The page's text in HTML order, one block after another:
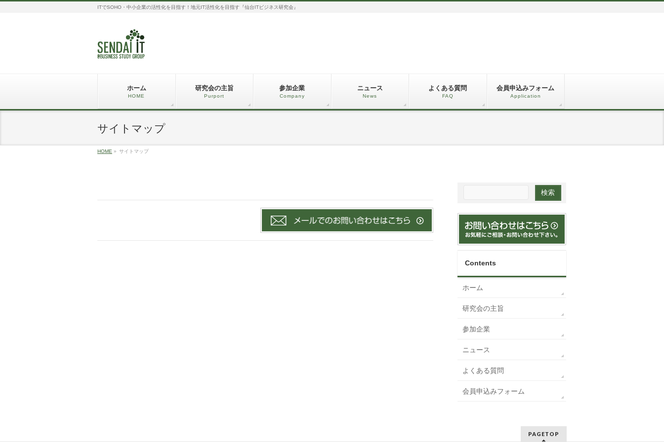
ITでSOHO・中小企業の活性化を目指す！地元IT活性化を目指す『仙台ITビジネス研究会』
ホーム
HOME
研究会の主旨
Purport
参加企業
Company
ニュース
News
よくある質問
FAQ
会員申込みフォーム
Application
サイトマップ
HOME » サイトマップ
Contents
ホーム
研究会の主旨
参加企業
ニュース
よくある質問
会員申込みフォーム
PAGETOP